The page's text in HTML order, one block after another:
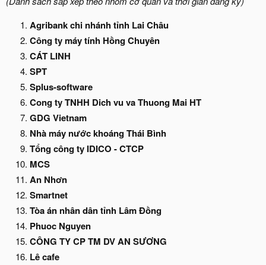
Agribank chi nhánh tỉnh Lai Châu
Công ty máy tính Hồng Chuyên
CÁT LINH
SPT
Splus-software
Cong ty TNHH Dich vu va Thuong Mai HT
GDG Vietnam
Nhà máy nước khoáng Thái Bình
Tổng công ty IDICO - CTCP
MCS
An Nhơn
Smartnet
Tòa án nhân dân tỉnh Lâm Đồng
Phuoc Nguyen
CÔNG TY CP TM DV AN SƯƠNG
Lê cafe